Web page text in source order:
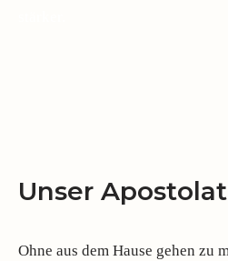
Unser Apostolat
Ohne aus dem Hause gehen zu